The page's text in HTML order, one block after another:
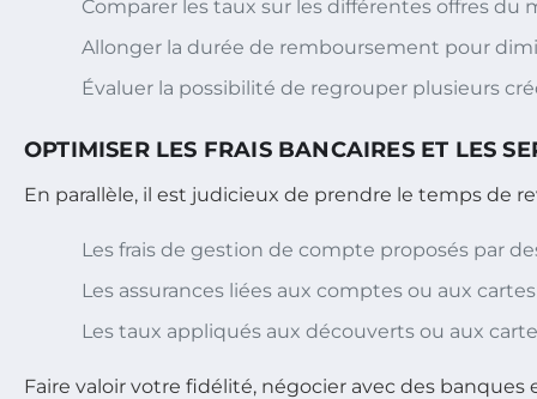
Comparer les taux sur les différentes offres du
Allonger la durée de remboursement pour
Évaluer la possibilité de regrouper plusieurs
OPTIMISER LES FRAIS BANCAIRES ET LES
En parallèle, il est judicieux de prendre le temps de
Les frais de gestion de compte proposés par
Les assurances liées aux comptes ou aux
Les taux appliqués aux découverts ou aux
Faire valoir votre fidélité, négocier avec des